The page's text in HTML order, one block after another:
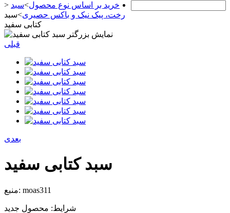
> خرید بر اساس نوع محصول>سبد
رخت، پیک نیک و باکس حصیری>سبد
کتابی سفید
نمایش بزرگتر
قبلی
بعدی
سبد کتابی سفید
منبع: moas311
شرایط: محصول جدید